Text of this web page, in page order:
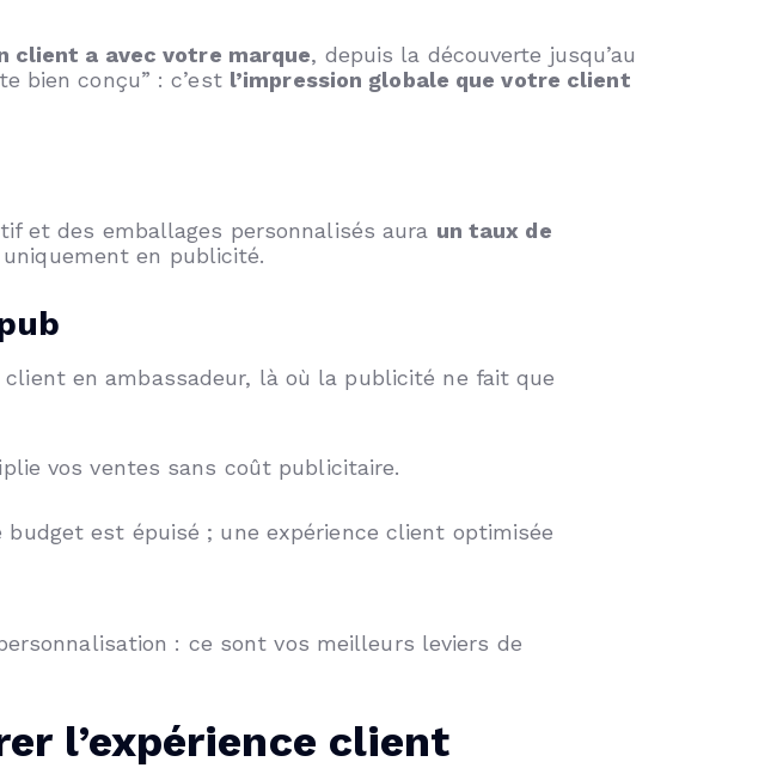
client a avec votre marque, depuis la découverte jusqu’au
bien conçu” : c’est l’impression globale que votre client
et des emballages personnalisés aura un taux de
en publicité.
en ambassadeur, là où la publicité ne fait que
vos ventes sans coût publicitaire.
est épuisé ; une expérience client optimisée
: ce sont vos meilleurs leviers de
l’expérience client